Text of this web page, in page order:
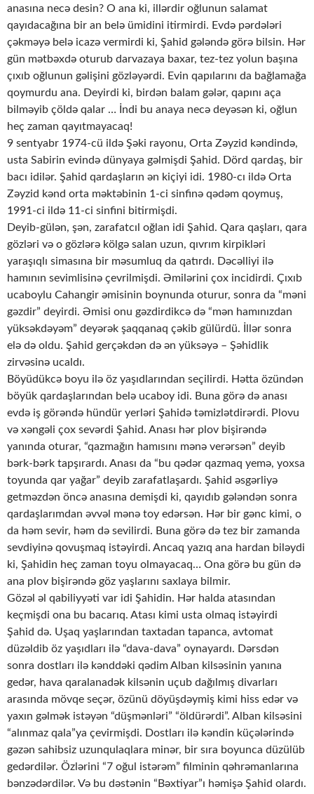
anasına necə desin? O ana ki, illərdir oğlunun salamat
qayıdacağına bir an belə ümidini itirmirdi. Evdə pərdələri
çəkməyə belə icazə vermirdi ki, Şahid gələndə görə bilsin. Hər
gün mətbəxdə oturub darvazaya baxar, tez-tez yolun başına
çıxıb oğlunun gəlişini gözləyərdi. Evin qapılarını da bağlamağa
qoymurdu ana. Deyirdi ki, birdən balam gələr, qapını aça
bilməyib çöldə qalar … İndi bu anaya necə deyəsən ki, oğlun
heç zaman qayıtmayacaq!
9 sentyabr 1974-cü ildə Şəki rayonu, Orta Zəyzid kəndində,
usta Sabirin evində dünyaya gəlmişdi Şahid. Dörd qardaş, bir
bacı idilər. Şahid qardaşların ən kiçiyi idi. 1980-cı ildə Orta
Zəyzid kənd orta məktəbinin 1-ci sinfinə qədəm qoymuş,
1991-ci ildə 11-ci sinfini bitirmişdi.
Deyib-gülən, şən, zarafatcıl oğlan idi Şahid. Qara qaşları, qara
gözləri və o gözlərə kölgə salan uzun, qıvrım kirpikləri
yaraşıqlı simasına bir məsumluq da qatırdı. Dəcəlliyi ilə
hamının sevimlisinə çevrilmişdi. Əmilərini çox incidirdi. Çıxıb
ucaboylu Cahangir əmisinin boynunda oturur, sonra da “məni
gəzdir” deyirdi. Əmisi onu gəzdirdikcə də “mən hamınızdan
yüksəkdəyəm” deyərək şaqqanaq çəkib gülürdü. İllər sonra
elə də oldu. Şahid gerçəkdən də ən yüksəyə – Şəhidlik
zirvəsinə ucaldı.
Böyüdükcə boyu ilə öz yaşıdlarından seçilirdi. Hətta özündən
böyük qardaşlarından belə ucaboy idi. Buna görə də anası
evdə iş görəndə hündür yerləri Şahidə təmizlətdirərdi. Plovu
və xəngəli çox sevərdi Şahid. Anası hər plov bişirəndə
yanında oturar, “qazmağın hamısını mənə verərsən” deyib
bərk-bərk tapşırardı. Anası da “bu qədər qazmaq yemə, yoxsa
toyunda qar yağar” deyib zarafatlaşardı. Şahid əsgərliyə
getməzdən öncə anasına demişdi ki, qayıdıb gələndən sonra
qardaşlarımdan əvvəl mənə toy edərsən. Hər bir gənc kimi, o
da həm sevir, həm də sevilirdi. Buna görə də tez bir zamanda
sevdiyinə qovuşmaq istəyirdi. Ancaq yazıq ana hardan biləydi
ki, Şahidin heç zaman toyu olmayacaq… Ona görə bu gün də
ana plov bişirəndə göz yaşlarını saxlaya bilmir.
Gözəl əl qabiliyyəti var idi Şahidin. Hər halda atasından
keçmişdi ona bu bacarıq. Atası kimi usta olmaq istəyirdi
Şahid də. Uşaq yaşlarından taxtadan tapanca, avtomat
düzəldib öz yaşıdları ilə “dava-dava” oynayardı. Dərsdən
sonra dostları ilə kənddəki qədim Alban kilsəsinin yanına
gedər, hava qaralanadək kilsənin uçub dağılmış divarları
arasında mövqe seçər, özünü döyüşdəymiş kimi hiss edər və
yaxın gəlmək istəyən “düşmənləri” “öldürərdi”. Alban kilsəsini
“alınmaz qala”ya çevirmişdi. Dostları ilə kəndin küçələrində
gəzən sahibsiz uzunqulaqlara minər, bir sıra boyunca düzülüb
gedərdilər. Özlərini “7 oğul istərəm” filminin qəhrəmanlarına
bənzədərdilər. Və bu dəstənin “Bəxtiyar”ı həmişə Şahid olardı.